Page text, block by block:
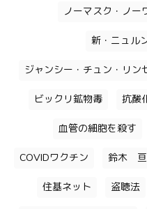
ノーマスク・ノー
新・ニュル
ジャンシー・チュン・リン
ビックリ鉱物毒 抗酸
血管の細胞を殺す
COVIDワクチン 鈴木 亘
住基ネット 盗聴法